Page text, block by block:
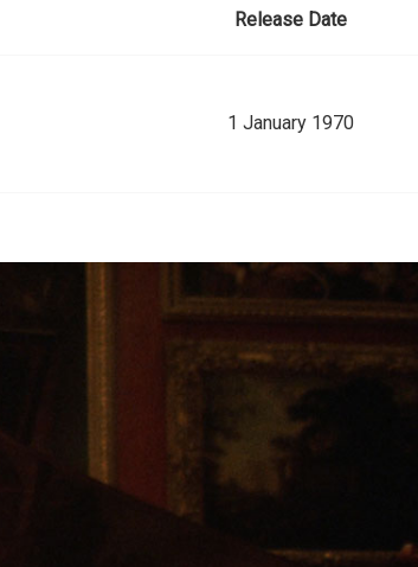
Release Date
1 January 1970